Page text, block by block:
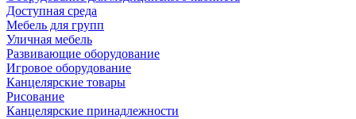
Доступная среда
Мебель для групп
Уличная мебель
Развивающие оборудование
Игровое оборудование
Канцелярские товары
Рисование
Канцелярские принадлежности